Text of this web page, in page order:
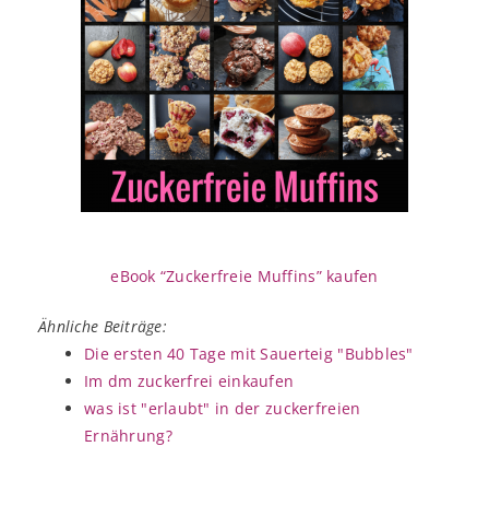
eBook “Zuckerfreie Muffins” kaufen
Ähnliche Beiträge:
Die ersten 40 Tage mit Sauerteig "Bubbles"
Im dm zuckerfrei einkaufen
was ist "erlaubt" in der zuckerfreien
Ernährung?